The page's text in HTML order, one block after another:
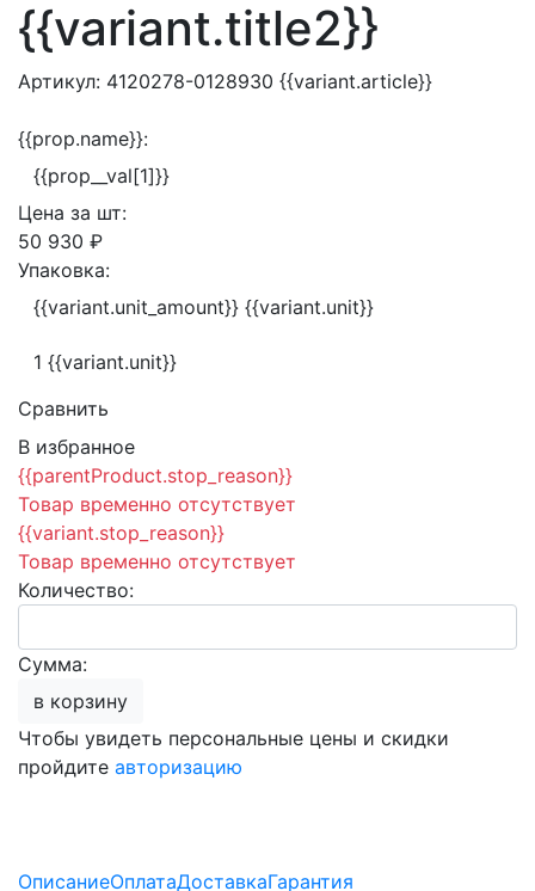
{{variant.title2}}
Артикул: 4120278-0128930 {{variant.article}}
{{prop.name}}:
{{prop__val[1]}}
Цена за шт:
50 930 ₽
Упаковка:
{{variant.unit_amount}} {{variant.unit}}
1 {{variant.unit}}
Сравнить
В избранное
{{parentProduct.stop_reason}}
Товар временно отсутствует
{{variant.stop_reason}}
Товар временно отсутствует
Количество:
Сумма:
в корзину
Чтобы увидеть персональные цены и скидки
пройдите авторизацию
ОписаниеОплатаДоставкаГарантия